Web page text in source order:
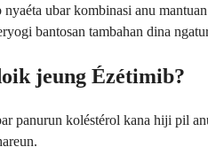
ubar kombinasi anu
bantosan tambahan dina
jeung Ézétimib?
panurun koléstérol kana hiji pil